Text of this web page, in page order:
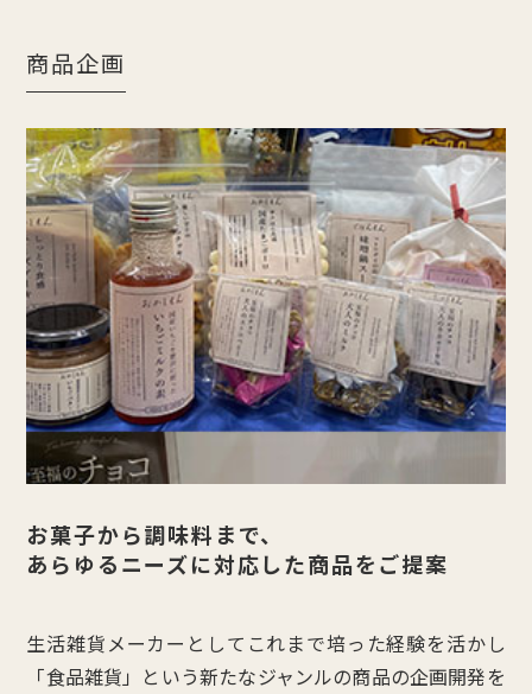
商品企画
お菓子から調味料まで、
あらゆるニーズに対応した商品をご提案
生活雑貨メーカーとしてこれまで培った経験を活かし
「食品雑貨」という新たなジャンルの商品の企画開発を